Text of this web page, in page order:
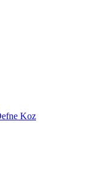
Koz